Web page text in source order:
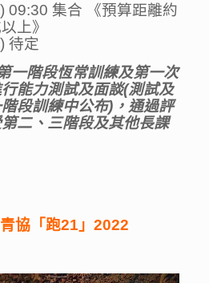
09:30 集合 《預算距離約
上》
待定
一階段恆常訓練及第一次
能力測試及面談(測試及
段訓練中公布)，通過評
二、三階段及其他長課
協「跑21 」2022